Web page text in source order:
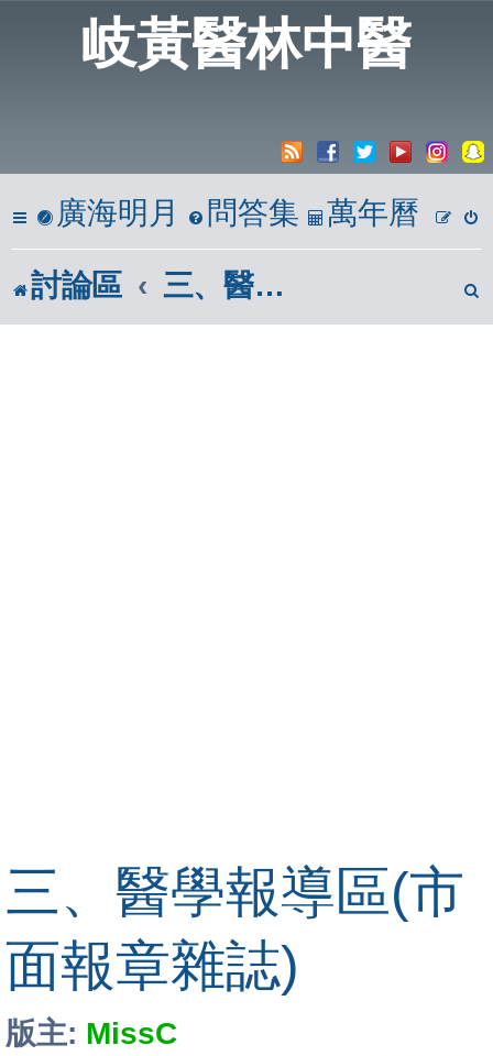
岐黃醫林中醫
廣海明月 問答集 萬年曆
討論區 三、醫學報導區(市面報章雜誌)
三、醫學報導區(市
面報章雜誌)
版主: MissC